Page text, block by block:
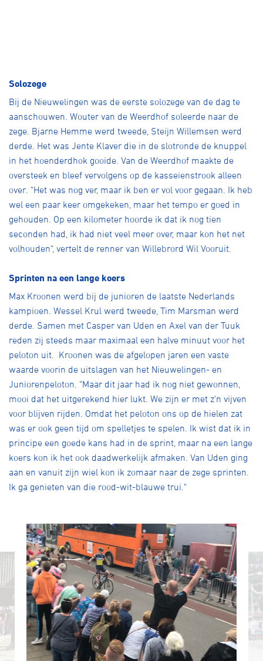
Solozege
Bij de Nieuwelingen was de eerste solozege van de dag te
aanschouwen. Wouter van de Weerdhof soleerde naar de
zege. Bjarne Hemme werd tweede, Steijn Willemsen werd
derde. Het was Jente Klaver die in de slotronde de knuppel
in het hoenderdhok gooide. Van de Weerdhof maakte de
oversteek en bleef vervolgens op de kasseienstrook alleen
over. "Het was nog ver, maar ik ben er vol voor gegaan. Ik heb
wel een paar keer omgekeken, maar het tempo er goed in
gehouden. Op een kilometer hoorde ik dat ik nog tien
seconden had, ik had niet veel meer over, maar kon het net
volhouden", vertelt de renner van Willebrord Wil Vooruit.
Sprinten na een lange koers
Max Kroonen werd bij de junioren de laatste Nederlands
kampioen. Wessel Krul werd tweede, Tim Marsman werd
derde. Samen met Casper van Uden en Axel van der Tuuk
reden zij steeds maar maximaal een halve minuut voor het
peloton uit. Kroonen was de afgelopen jaren een vaste
waarde voorin de uitslagen van het Nieuwelingen- en
Juniorenpeloton. "Maar dit jaar had ik nog niet gewonnen,
mooi dat het uitgerekend hier lukt. We zijn er met z'n vijven
voor blijven rijden. Omdat het peloton ons op de hielen zat
was er ook geen tijd om spelletjes te spelen. Ik wist dat ik in
principe een goede kans had in de sprint, maar na een lange
koers kon ik het ook daadwerkelijk afmaken. Van Uden ging
aan en vanuit zijn wiel kon ik zomaar naar de zege sprinten.
Ik ga genieten van die rood-wit-blauwe trui."